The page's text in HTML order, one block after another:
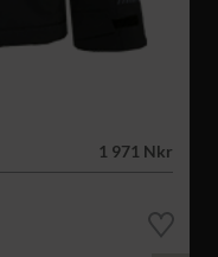
1 971 Nkr